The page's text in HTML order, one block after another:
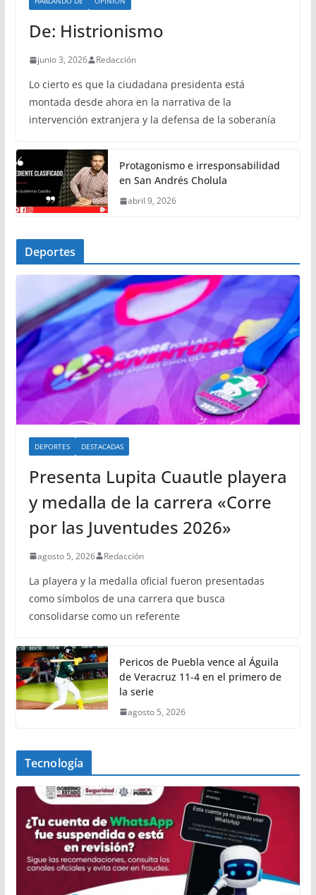
De: Histrionismo
junio 3, 2026 Redacción
Lo cierto es que la ciudadana presidenta está
montada desde ahora en la narrativa de la
intervención extranjera y la defensa de la soberanía
Protagonismo e irresponsabilidad
en San Andrés Cholula
abril 9, 2026
Deportes
DEPORTES DESTACADAS
Presenta Lupita Cuautle playera
y medalla de la carrera «Corre
por las Juventudes 2026»
agosto 5, 2026 Redacción
La playera y la medalla oficial fueron presentadas
como símbolos de una carrera que busca
consolidarse como un referente
Pericos de Puebla vence al Águila
de Veracruz 11-4 en el primero de
la serie
agosto 5, 2026
Tecnología